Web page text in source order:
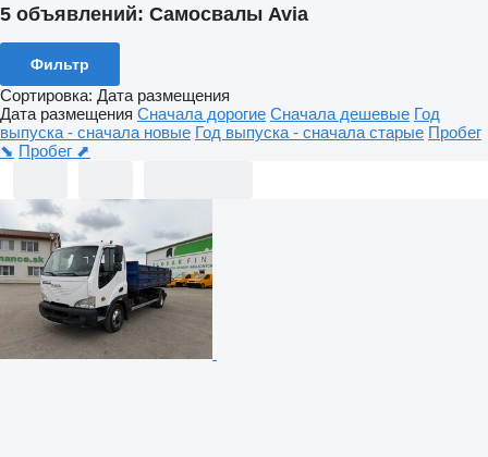
5 объявлений: Самосвалы Avia
Фильтр
Сортировка: Дата размещения
Дата размещения Сначала дорогие Сначала дешевые Год
выпуска - сначала новые Год выпуска - сначала старые Пробег
⬊ Пробег ⬈